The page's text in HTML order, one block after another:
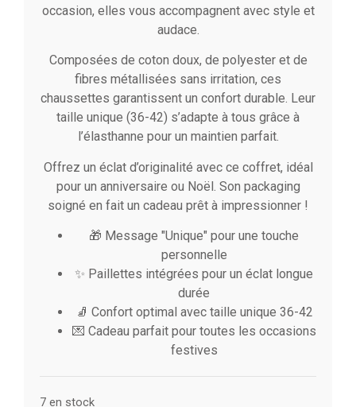
occasion, elles vous accompagnent avec style et
audace.
Composées de coton doux, de polyester et de
fibres métallisées sans irritation, ces
chaussettes garantissent un confort durable. Leur
taille unique (36-42) s’adapte à tous grâce à
l’élasthanne pour un maintien parfait.
Offrez un éclat d’originalité avec ce coffret, idéal
pour un anniversaire ou Noël. Son packaging
soigné en fait un cadeau prêt à impressionner !
🎁 Message "Unique" pour une touche
personnelle
✨ Paillettes intégrées pour un éclat longue
durée
🧦 Confort optimal avec taille unique 36-42
💌 Cadeau parfait pour toutes les occasions
festives
7 en stock